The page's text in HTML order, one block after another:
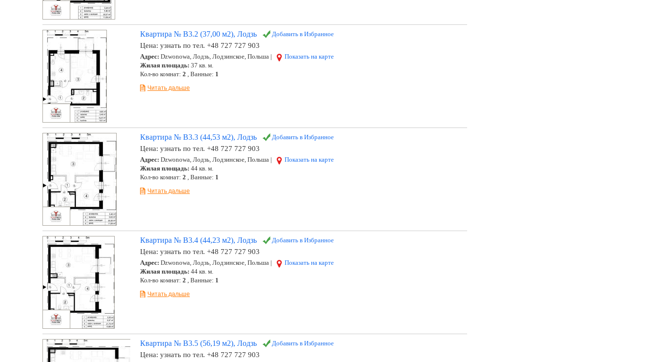
Добавить в Избранное
Квартира № B3.2 (37,00 м2), Лодзь
Цена: узнать по тел. +48 727 727 903
Адрес: Dzwonowa, Лодзь, Лодзинское, Польша |
Показать на карте
Жилая площадь: 37 кв. м.
Кол-во комнат: 2 , Ванные: 1
Читать дальше
Добавить в Избранное
Квартира № B3.3 (44,53 м2), Лодзь
Цена: узнать по тел. +48 727 727 903
Адрес: Dzwonowa, Лодзь, Лодзинское, Польша |
Показать на карте
Жилая площадь: 44 кв. м.
Кол-во комнат: 2 , Ванные: 1
Читать дальше
Добавить в Избранное
Квартира № B3.4 (44,23 м2), Лодзь
Цена: узнать по тел. +48 727 727 903
Адрес: Dzwonowa, Лодзь, Лодзинское, Польша |
Показать на карте
Жилая площадь: 44 кв. м.
Кол-во комнат: 2 , Ванные: 1
Читать дальше
Добавить в Избранное
Квартира № B3.5 (56,19 м2), Лодзь
Цена: узнать по тел. +48 727 727 903